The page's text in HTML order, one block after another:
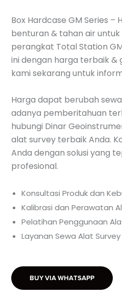
Box Hardcase GM Series –
benturan & tahan air
perangkat Total Station
ini dengan harga terbaik &
kami sekarang untuk
Harga dapat berubah
adanya pemberitahuan
hubungi Dinar
alat survey terbaik Anda.
Anda dengan solusi yang
profesional.
Konsultasi Produk dan
Kalibrasi dan Perawatan
Pelatihan Penggunaan
Layanan Sewa Alat Survey
BUY VIA WHATSAPP